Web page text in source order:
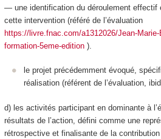
— une identification du déroulement effectif
cette intervention (référé de l’évaluation
https://livre.fnac.com/a1312026/Jean-Marie-
formation-5eme-edition).
le projet précédemment évoqué,
réalisation (référent de l’évaluation,
d) les activités participant en dominante à
résultats de l’action, défini comme une
rétrospective et finalisante de la contribution